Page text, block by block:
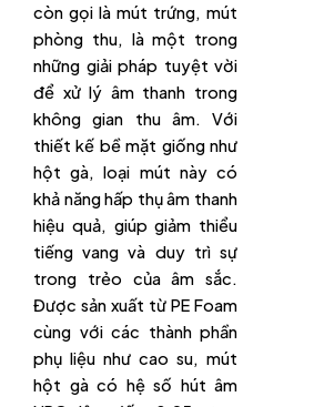
còn gọi là mút trứng, mút
phòng thu, là một trong
những giải pháp tuyệt vời
để xử lý âm thanh trong
không gian thu âm. Với
thiết kế bề mặt giống như
hột gà, loại mút này có
khả năng hấp thụ âm thanh
hiệu quả, giúp giảm thiểu
tiếng vang và duy trì sự
trong trẻo của âm sắc.
Được sản xuất từ PE Foam
cùng với các thành phần
phụ liệu như cao su, mút
hột gà có hệ số hút âm